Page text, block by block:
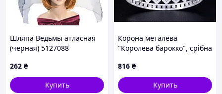
Шляпа Ведьмы атласная
(черная) 5127088
262 ₴
Купить
Корона металева
"Королева барокко", срібна
816 ₴
Купить